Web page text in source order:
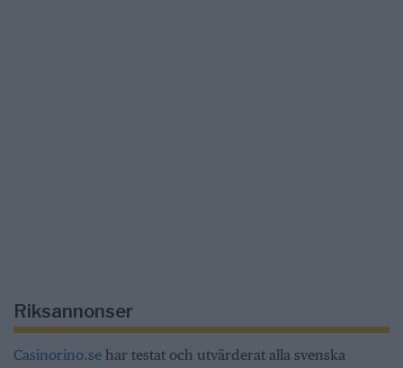
Riksannonser
Casinorino.se har testat och utvärderat alla svenska